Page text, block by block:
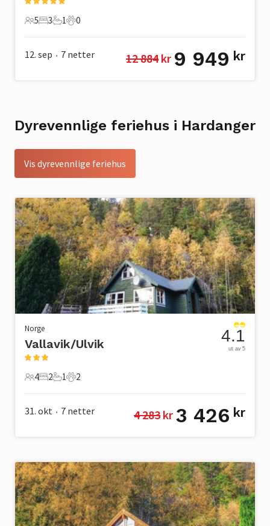
5 Gjester
5
3 Soverom
3
1 Bad
1
0 Kjæledyr
0
12. sep • 7 netter 12 884 kr 9 949 kr
Dyrevennlige feriehus i Hardanger
Vis dyrevennlige feriehus
Norge
Vallavik/Ulvik
4 Gjester
4
2 Soverom
2
1 Bad
1
2 Kjæledyr
2
4.1
ut av 5
31. okt • 7 netter 4 283 kr 3 426 kr